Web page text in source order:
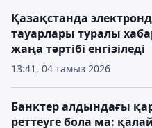
13:41, 04 тамыз 2026
Қазақстанда
тауарлары туралы
жаңа тәртібі енгізіледі
Банктер алдындағы
реттеуге бола ма: